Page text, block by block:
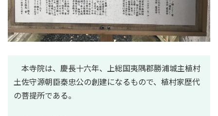
本寺院は、慶長十六年、上総国夷隅郡勝浦城主植村
土佐守源朝臣秦忠公の創建になるもので、植村家歴代
の菩提所である。